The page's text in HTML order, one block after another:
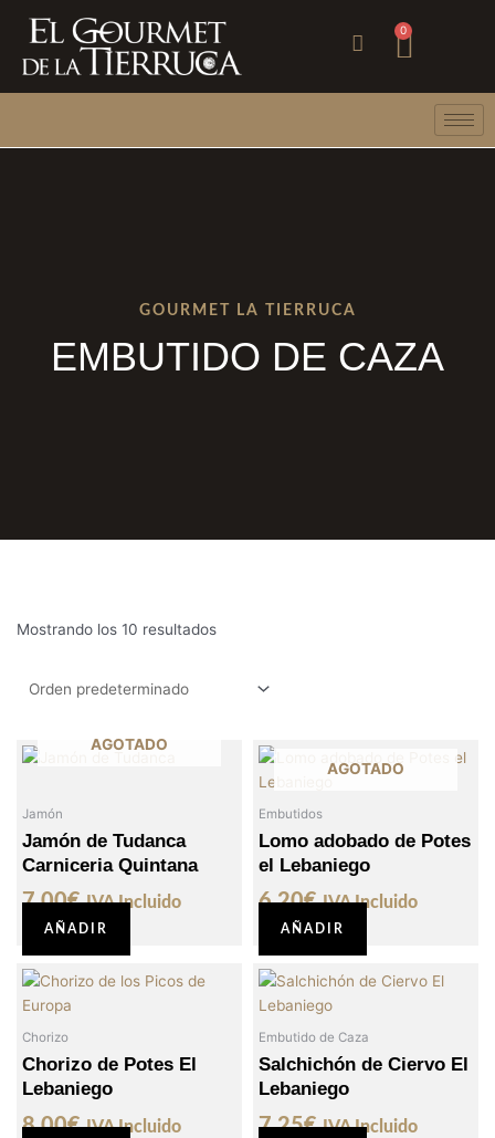
contenido
0
GOURMET LA TIERRUCA
EMBUTIDO DE CAZA
Mostrando los 10 resultados
AGOTADO
Jamón
Jamón de Tudanca
Carniceria Quintana
7,00€ IVA Incluido
AÑADIR
AGOTADO
Embutidos
Lomo adobado de Potes
el Lebaniego
6,20€ IVA Incluido
AÑADIR
Chorizo
Chorizo de Potes El
Lebaniego
8,00€ IVA Incluido
Este
producto
múltiples
variantes.
Las
opciones
Embutido de Caza
Salchichón de Ciervo El
Lebaniego
7,25€ IVA Incluido